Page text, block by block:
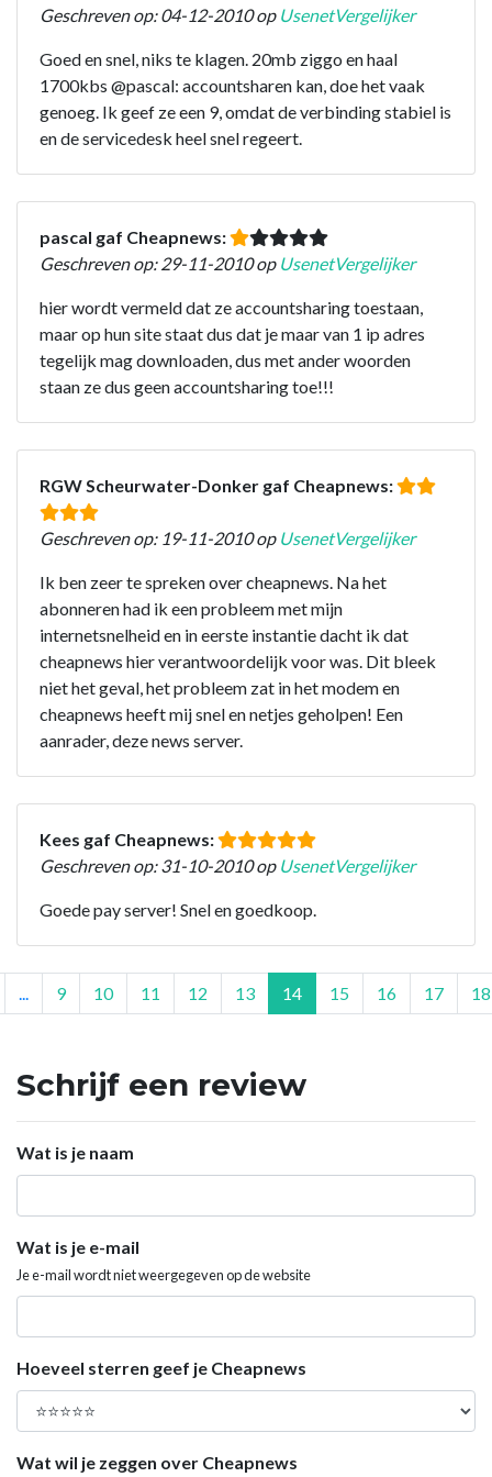
Geschreven op: 04-12-2010 op UsenetVergelijker
Goed en snel, niks te klagen. 20mb ziggo en haal
1700kbs @pascal: accountsharen kan, doe het vaak
genoeg. Ik geef ze een 9, omdat de verbinding stabiel is
en de servicedesk heel snel regeert.
pascal gaf Cheapnews:
Geschreven op: 29-11-2010 op UsenetVergelijker
hier wordt vermeld dat ze accountsharing toestaan,
maar op hun site staat dus dat je maar van 1 ip adres
tegelijk mag downloaden, dus met ander woorden
staan ze dus geen accountsharing toe!!!
RGW Scheurwater-Donker gaf Cheapnews:
Geschreven op: 19-11-2010 op UsenetVergelijker
Ik ben zeer te spreken over cheapnews. Na het
abonneren had ik een probleem met mijn
internetsnelheid en in eerste instantie dacht ik dat
cheapnews hier verantwoordelijk voor was. Dit bleek
niet het geval, het probleem zat in het modem en
cheapnews heeft mij snel en netjes geholpen! Een
aanrader, deze news server.
Kees gaf Cheapnews:
Geschreven op: 31-10-2010 op UsenetVergelijker
Goede pay server! Snel en goedkoop.
9 10 11 12 13 14 15 16 17 18
Schrijf een review
Wat is je naam
Wat is je e-mail
Je e-mail wordt niet weergegeven op de website
Hoeveel sterren geef je Cheapnews
Wat wil je zeggen over Cheapnews